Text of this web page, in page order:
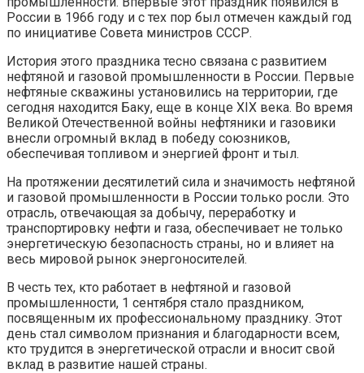
России в 1966 году и с тех пор был отмечен каждый год
по инициативе Совета министров СССР.
История этого праздника тесно связана с развитием
нефтяной и газовой промышленности в России. Первые
нефтяные скважины установились на территории, где
сегодня находится Баку, еще в конце XIX века. Во время
Великой Отечественной войны нефтяники и газовики
внесли огромный вклад в победу союзников,
обеспечивая топливом и энергией фронт и тыл.
На протяжении десятилетий сила и значимость нефтяной
и газовой промышленности в России только росли. Это
отрасль, отвечающая за добычу, переработку и
транспортировку нефти и газа, обеспечивает не только
энергетическую безопасность страны, но и влияет на
весь мировой рынок энергоносителей.
В честь тех, кто работает в нефтяной и газовой
промышленности, 1 сентября стало праздником,
посвященным их профессиональному празднику. Этот
день стал символом признания и благодарности всем,
кто трудится в энергетической отрасли и вносит свой
вклад в развитие нашей страны.